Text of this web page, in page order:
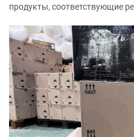
продукты, соответствующие